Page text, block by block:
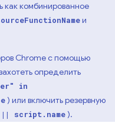
как комбинированное
и
Chrome с помощью
определить
in
) или включить резервную
script.name ).